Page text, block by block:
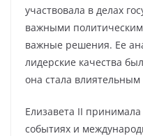
участвовала в делах
важными
важные решения. Ее
лидерские качества
она стала
Елизавета II
событиях и